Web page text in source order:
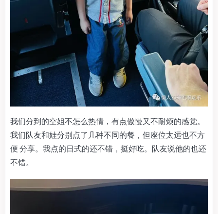
我们分到的空姐不怎么热情，有点傲慢又不耐烦的感觉。
我们队友和娃分别点了几种不同的餐，但座位太远也不方
便 分享。我点的日式的还不错，挺好吃。队友说他的也还
不错。